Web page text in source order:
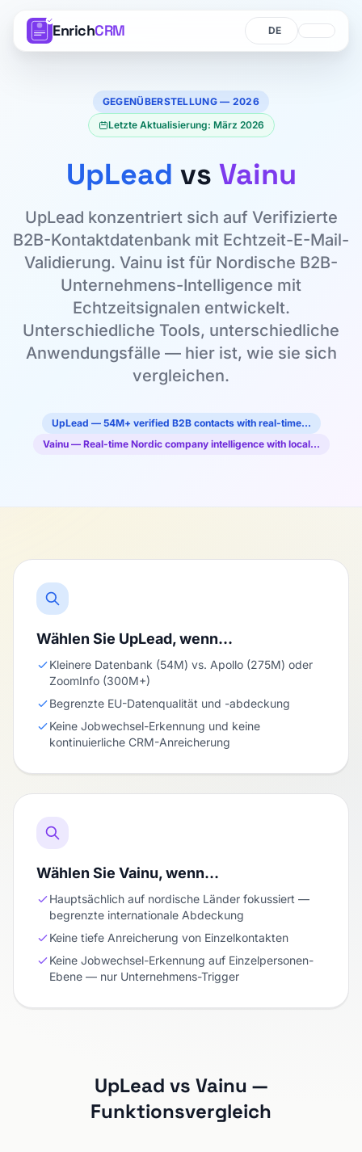
EnrichCRM Sprache
Sprache
GEGENÜBERSTELLUNG — 2026
Letzte Aktualisierung: März 2026
UpLead vs Vainu
UpLead konzentriert sich auf Verifizierte
B2B-Kontaktdatenbank mit Echtzeit-E-Mail-
Validierung. Vainu ist für Nordische B2B-
Unternehmens-Intelligence mit
Echtzeitsignalen entwickelt.
Unterschiedliche Tools, unterschiedliche
Anwendungsfälle — hier ist, wie sie sich
vergleichen.
UpLead — 54M+ verified B2B contacts with real-time…
Vainu — Real-time Nordic company intelligence with local…
Wählen Sie UpLead, wenn…
Kleinere Datenbank (54M) vs. Apollo (275M) oder
ZoomInfo (300M+)
Begrenzte EU-Datenqualität und -abdeckung
Keine Jobwechsel-Erkennung und keine
kontinuierliche CRM-Anreicherung
Wählen Sie Vainu, wenn…
Hauptsächlich auf nordische Länder fokussiert —
begrenzte internationale Abdeckung
Keine tiefe Anreicherung von Einzelkontakten
Keine Jobwechsel-Erkennung auf Einzelpersonen-
Ebene — nur Unternehmens-Trigger
UpLead vs Vainu —
Funktionsvergleich